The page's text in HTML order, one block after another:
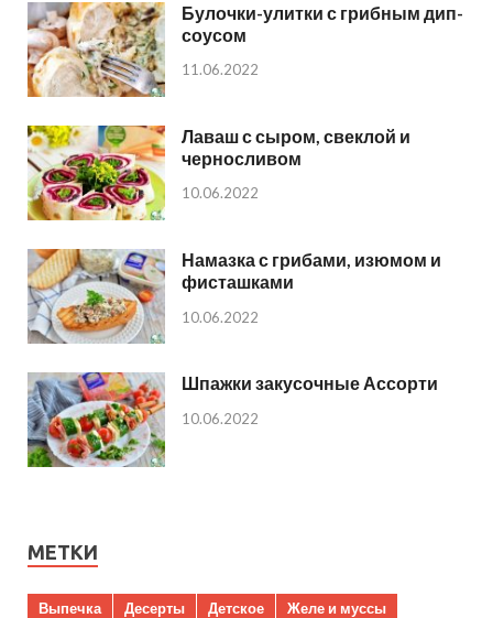
Булочки-улитки с грибным дип-
соусом
11.06.2022
Лаваш с сыром, свеклой и
черносливом
10.06.2022
Намазка с грибами, изюмом и
фисташками
10.06.2022
Шпажки закусочные Ассорти
10.06.2022
МЕТКИ
Выпечка Десерты Детское
Желе и муссы